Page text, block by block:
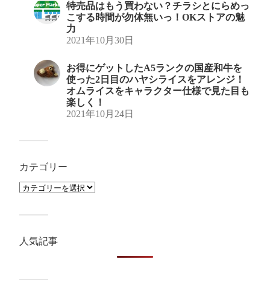
特売品はもう買わない？チラシとにらめっ
こする時間が勿体無いっ！OKストアの魅
力
2021年10月30日
お得にゲットしたA5ランクの国産和牛を
使った2日目のハヤシライスをアレンジ！
オムライスをキャラクター仕様で見た目も
楽しく！
2021年10月24日
カテゴリー
人気記事